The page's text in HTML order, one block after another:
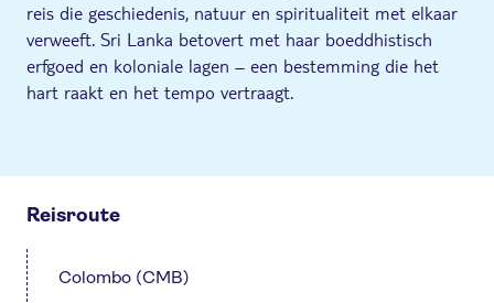
reis die geschiedenis, natuur en spiritualiteit met elkaar
verweeft. Sri Lanka betovert met haar boeddhistisch
erfgoed en koloniale lagen – een bestemming die het
hart raakt en het tempo vertraagt.
Reisroute
Colombo (CMB)